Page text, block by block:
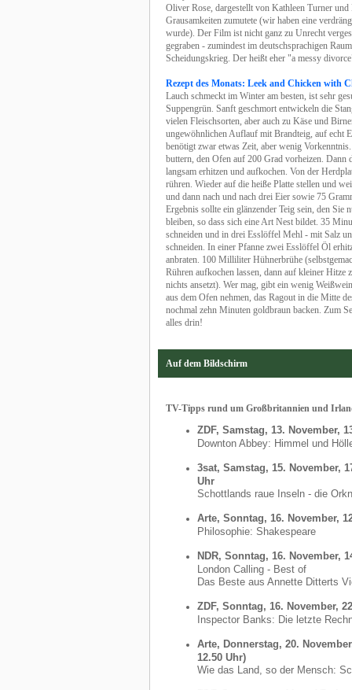
Oliver Rose, dargestellt von Kathleen Turner
Grausamkeiten zumutete (wir haben eine
wurde). Der Film ist nicht ganz zu Unrecht
gegraben - zumindest im deutschsprachigen
Scheidungskrieg. Der heißt eher "a messy
Rezept des Monats: Leek and Chicken with
Lauch schmeckt im Winter am besten, ist sehr
Suppengrün. Sanft geschmort entwickeln die
vielen Fleischsorten, aber auch zu Käse und
ungewöhnlichen Auflauf mit Brandteig, auf echt
benötigt zwar etwas Zeit, aber wenig
buttern, den Ofen auf 200 Grad vorheizen.
langsam erhitzen und aufkochen. Von der
rühren. Wieder auf die heiße Platte stellen und
und dann nach und nach drei Eier sowie 75
Ergebnis sollte ein glänzender Teig sein, den
bleiben, so dass sich eine Art Nest bildet. 35
schneiden und in drei Esslöffel Mehl - mit Salz
schneiden. In einer Pfanne zwei Esslöffel Öl
anbraten. 100 Milliliter Hühnerbrühe
Rühren aufkochen lassen, dann auf kleiner Hitze
nichts ansetzt). Wer mag, gibt ein wenig
aus dem Ofen nehmen, das Ragout in die Mitte
nochmal zehn Minuten goldbraun backen. Zum
alles drin!
Auf dem Bildschirm
TV-Tipps rund um Großbritannien und
ZDF, Samstag, 13. November,
Downton Abbey: Himmel und
3sat, Samstag, 15. November,
Uhr
Schottlands raue Inseln - die
Arte, Sonntag, 16. November,
Philosophie: Shakespeare
NDR, Sonntag, 16. November,
London Calling - Best of
Das Beste aus Annette Ditterts
ZDF, Sonntag, 16. November,
Inspector Banks: Die letzte
Arte, Donnerstag, 20.
12.50 Uhr)
Wie das Land, so der Mensch: